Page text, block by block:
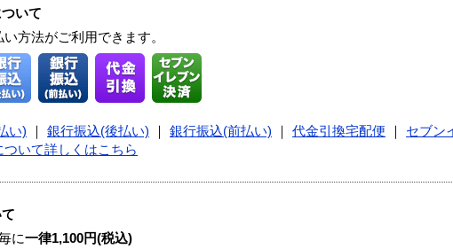
いて
方法がご利用できます。
い) 銀行振込(後払い) 銀行振込(前払い) 代金引換宅配便
セブン
ついて詳しくはこちら
に一律1,100円(税込)